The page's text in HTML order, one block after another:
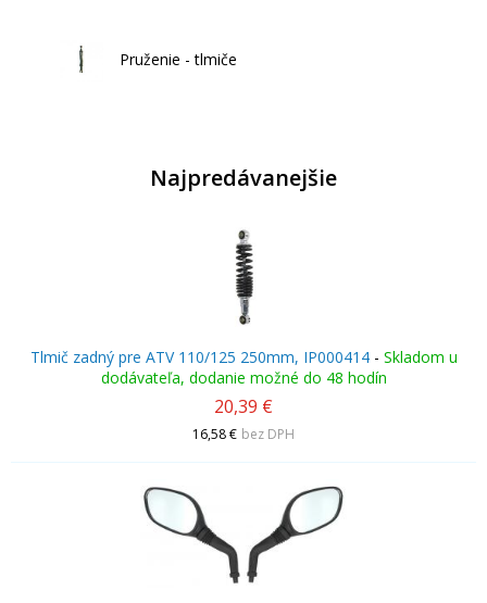
Pruženie - tlmiče
Najpredávanejšie
Tlmič zadný pre ATV 110/125 250mm, IP000414- Skladom u
dodávateľa, dodanie možné do 48 hodín
20,39 €
16,58 € bez DPH